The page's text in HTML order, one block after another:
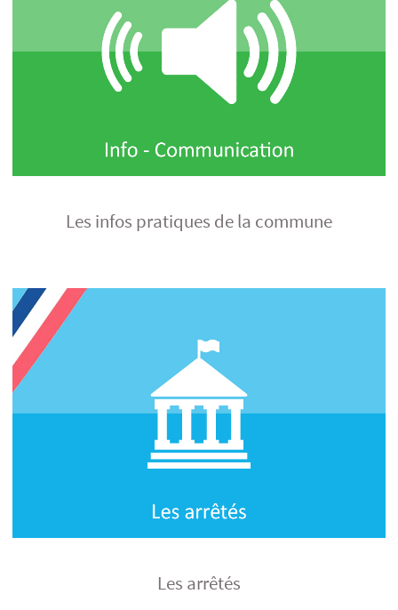
Les infos pratiques de la commune
Les arrêtés